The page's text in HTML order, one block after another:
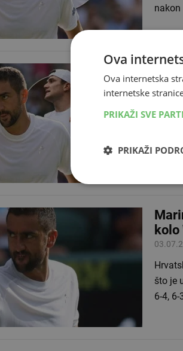
što je
6-4, 6-
Ova
Ova internetska
internetske
PRIKAŽI SVE
PRIKAŽI